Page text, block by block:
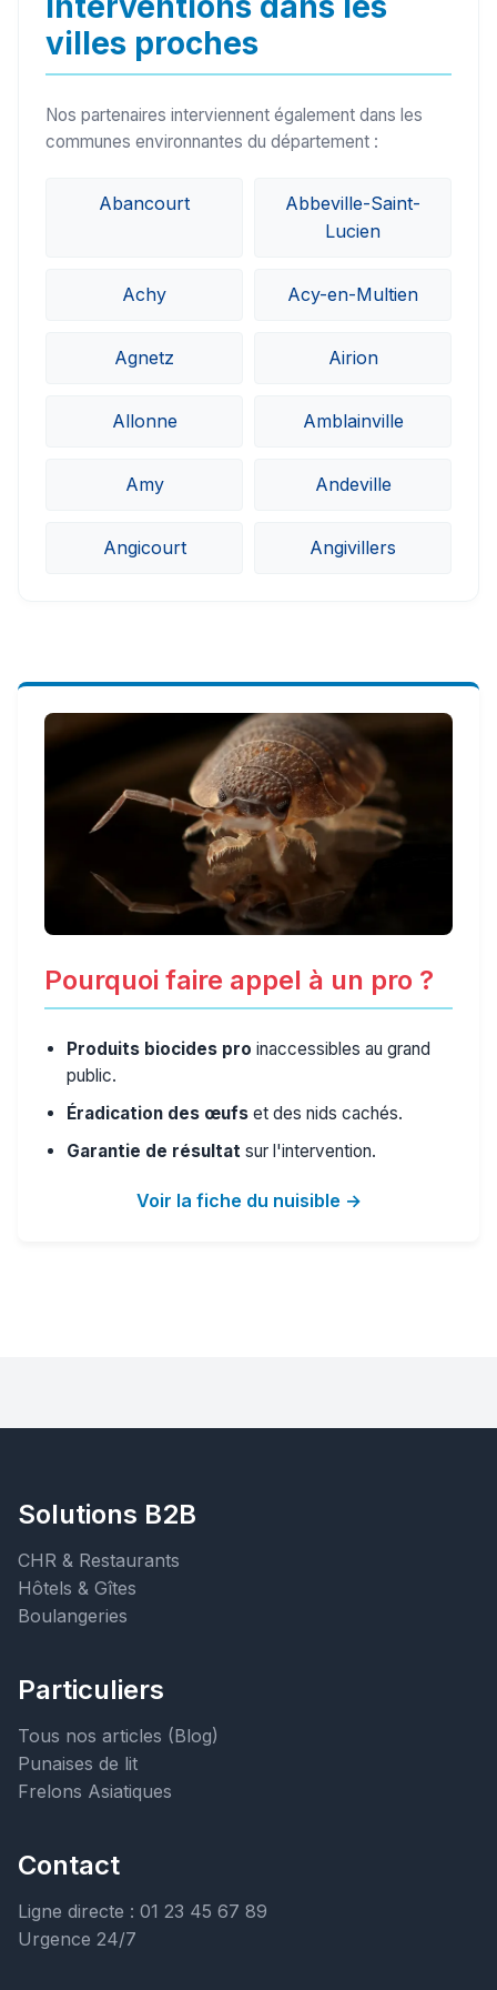
villes proches
Nos partenaires interviennent également dans les
communes environnantes du département :
Abancourt
Abbeville-Saint-
Lucien
Achy Acy-en-Multien
Agnetz Airion
Allonne Amblainville
Amy Andeville
Angicourt Angivillers
Pourquoi faire appel à un pro ?
Produits biocides pro inaccessibles au grand
public.
Éradication des œufs et des nids cachés.
Garantie de résultat sur l'intervention.
Voir la fiche du nuisible →
Solutions B2B
CHR & Restaurants
Hôtels & Gîtes
Boulangeries
Particuliers
Tous nos articles (Blog)
Punaises de lit
Frelons Asiatiques
Contact
Ligne directe : 01 23 45 67 89
Urgence 24/7